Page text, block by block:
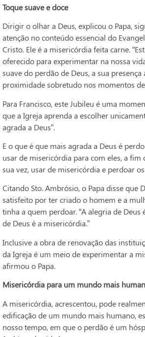
Toque suave e doce
Dirigir o olhar a Deus, explicou o Papa,
atenção no conteúdo essencial do
Cristo. Ele é a misericórdia feita carne.
oferecido para experimentar na nossa
suave do perdão de Deus, a sua presença
proximidade sobretudo nos momentos
Para Francisco, este Jubileu é uma
que a Igreja aprenda a escolher
agrada a Deus”.
E o que é que mais agrada a Deus é
usar de misericórdia para com eles, a fim
sua vez, usar de misericórdia e perdoar
Citando Sto. Ambrósio, o Papa disse que
satisfeito por ter criado o homem e a
tinha a quem perdoar. “A alegria de Deus
de Deus é a misericórdia.”
Inclusive a obra de renovação das
da Igreja é um meio de experimentar a
afirmou o Papa.
Misericórdia para um mundo mais
A misericórdia, acrescentou, pode
edificação de um mundo mais humano,
nosso tempo, em que o perdão é um